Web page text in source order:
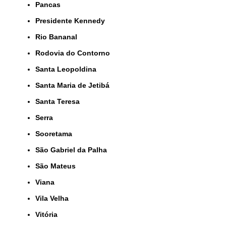
Pancas
Presidente Kennedy
Rio Bananal
Rodovia do Contorno
Santa Leopoldina
Santa Maria de Jetibá
Santa Teresa
Serra
Sooretama
São Gabriel da Palha
São Mateus
Viana
Vila Velha
Vitória